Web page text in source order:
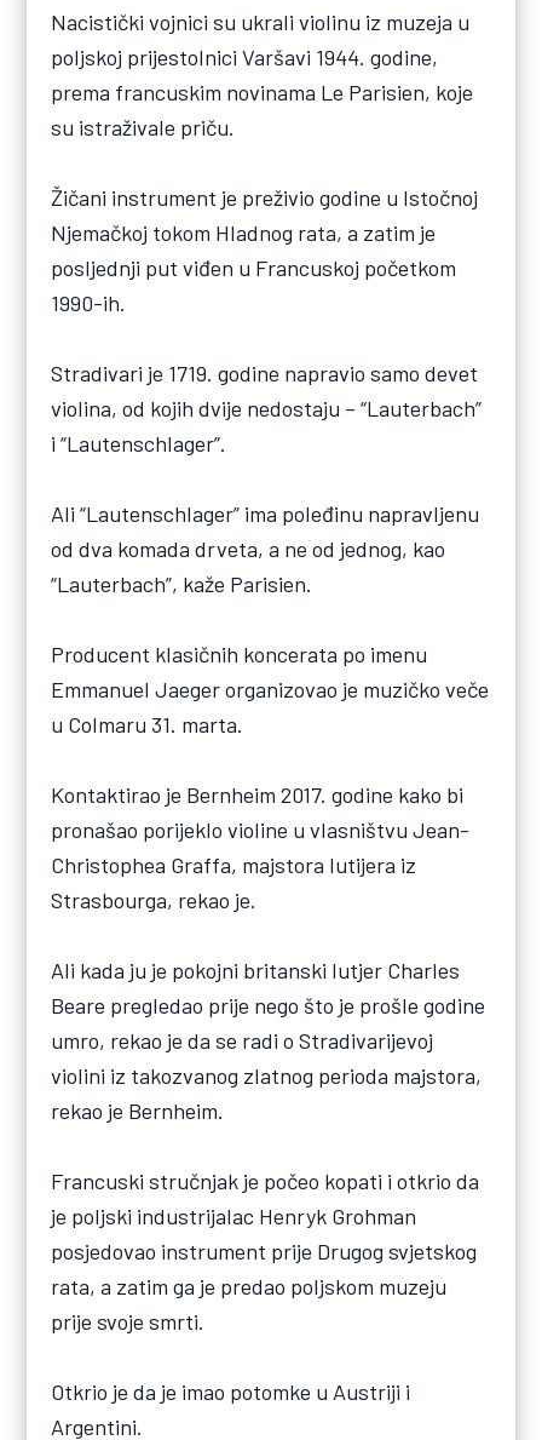
Nacistički vojnici su ukrali violinu iz muzeja u
poljskoj prijestolnici Varšavi 1944. godine,
prema francuskim novinama Le Parisien, koje
su istraživale priču.
Žičani instrument je preživio godine u Istočnoj
Njemačkoj tokom Hladnog rata, a zatim je
posljednji put viđen u Francuskoj početkom
1990-ih.
Stradivari je 1719. godine napravio samo devet
violina, od kojih dvije nedostaju – “Lauterbach”
i “Lautenschlager”.
Ali “Lautenschlager” ima poleđinu napravljenu
od dva komada drveta, a ne od jednog, kao
“Lauterbach”, kaže Parisien.
Producent klasičnih koncerata po imenu
Emmanuel Jaeger organizovao je muzičko veče
u Colmaru 31. marta.
Kontaktirao je Bernheim 2017. godine kako bi
pronašao porijeklo violine u vlasništvu Jean-
Christophea Graffa, majstora lutijera iz
Strasbourga, rekao je.
Ali kada ju je pokojni britanski lutjer Charles
Beare pregledao prije nego što je prošle godine
umro, rekao je da se radi o Stradivarijevoj
violini iz takozvanog zlatnog perioda majstora,
rekao je Bernheim.
Francuski stručnjak je počeo kopati i otkrio da
je poljski industrijalac Henryk Grohman
posjedovao instrument prije Drugog svjetskog
rata, a zatim ga je predao poljskom muzeju
prije svoje smrti.
Otkrio je da je imao potomke u Austriji i
Argentini.